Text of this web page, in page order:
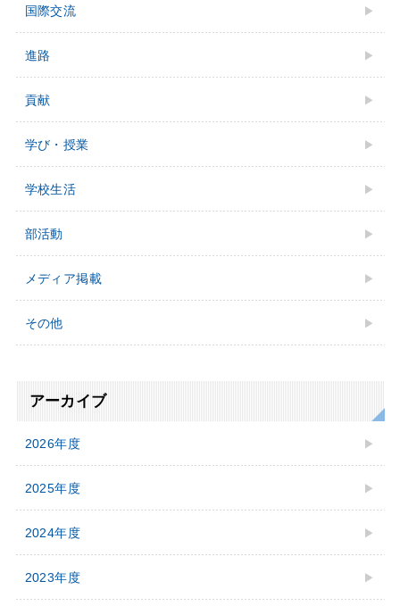
国際交流
進路
貢献
学び・授業
学校⽣活
部活動
メディア掲載
その他
アーカイブ
2026年度
2025年度
2024年度
2023年度